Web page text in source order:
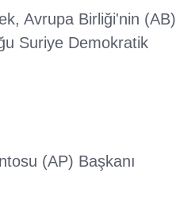
Avrupa Birliği'nin (AB)
Suriye Demokratik
(AP) Başkanı